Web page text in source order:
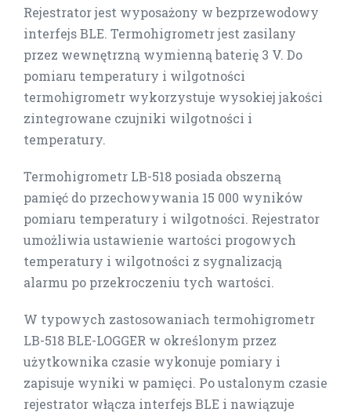
Rejestrator jest wyposażony w bezprzewodowy
interfejs BLE. Termohigrometr jest zasilany
przez wewnętrzną wymienną baterię 3 V. Do
pomiaru temperatury i wilgotności
termohigrometr wykorzystuje wysokiej jakości
zintegrowane czujniki wilgotności i
temperatury.
Termohigrometr LB-518 posiada obszerną
pamięć do przechowywania 15 000 wyników
pomiaru temperatury i wilgotności. Rejestrator
umożliwia ustawienie wartości progowych
temperatury i wilgotności z sygnalizacją
alarmu po przekroczeniu tych wartości.
W typowych zastosowaniach termohigrometr
LB-518 BLE-LOGGER w określonym przez
użytkownika czasie wykonuje pomiary i
zapisuje wyniki w pamięci. Po ustalonym czasie
rejestrator włącza interfejs BLE i nawiązuje